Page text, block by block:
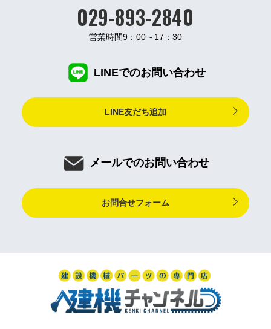
029-893-2840
営業時間9：00～17：30
LINEでのお問い合わせ
LINE友だち追加
メールでのお問い合わせ
お問合せフォーム